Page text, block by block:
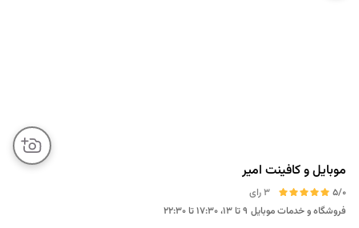
موبایل و کافینت امیر
5/0
3 رای
فروشگاه و خدمات موبایل ۹ تا ۱۳، ۱۷:۳۰ تا ۲۲:۳۰